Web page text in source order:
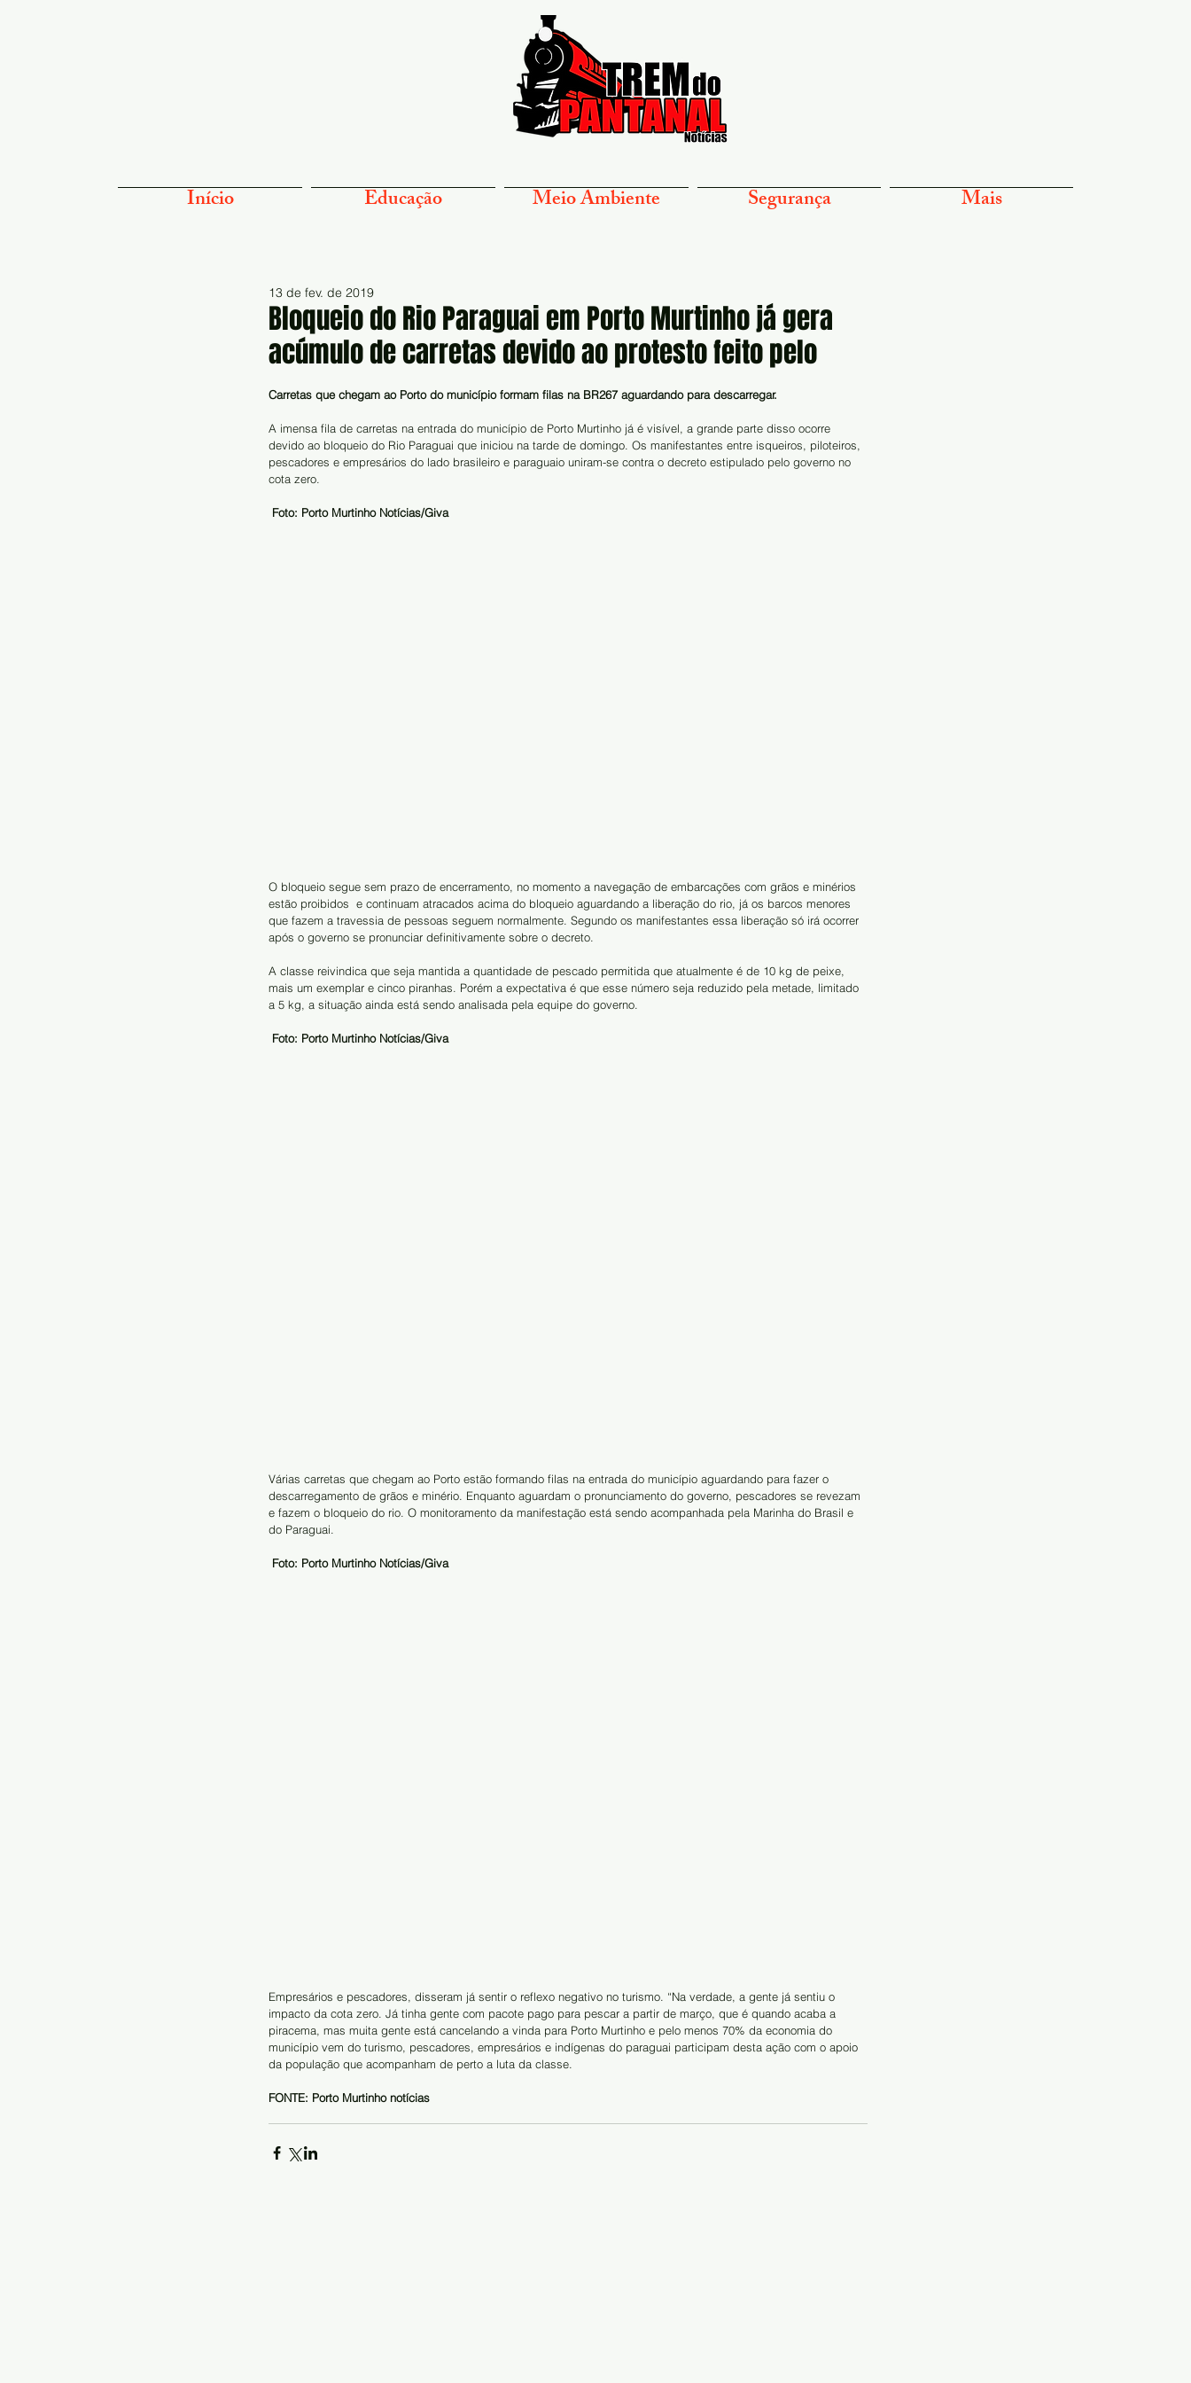
Início Educação Meio Ambiente Segurança Mais
Bloqueio do Rio Paraguai em Porto Murtinho já gera
acúmulo de carretas devido ao protesto feito pelo
13 de fev. de 2019
Carretas que chegam ao Porto do município formam filas na BR267 aguardando para descarregar.
A imensa fila de carretas na entrada do município de Porto Murtinho já é visível, a grande parte disso ocorre
devido ao bloqueio do Rio Paraguai que iniciou na tarde de domingo. Os manifestantes entre isqueiros, piloteiros,
pescadores e empresários do lado brasileiro e paraguaio uniram-se contra o decreto estipulado pelo governo no
cota zero.
Foto: Porto Murtinho Notícias/Giva
O bloqueio segue sem prazo de encerramento, no momento a navegação de embarcações com grãos e minérios
estão proibidos  e continuam atracados acima do bloqueio aguardando a liberação do rio, já os barcos menores
que fazem a travessia de pessoas seguem normalmente. Segundo os manifestantes essa liberação só irá ocorrer
após o governo se pronunciar definitivamente sobre o decreto.
A classe reivindica que seja mantida a quantidade de pescado permitida que atualmente é de 10 kg de peixe,
mais um exemplar e cinco piranhas. Porém a expectativa é que esse número seja reduzido pela metade, limitado
a 5 kg, a situação ainda está sendo analisada pela equipe do governo.
Foto: Porto Murtinho Notícias/Giva
Várias carretas que chegam ao Porto estão formando filas na entrada do município aguardando para fazer o
descarregamento de grãos e minério. Enquanto aguardam o pronunciamento do governo, pescadores se revezam
e fazem o bloqueio do rio. O monitoramento da manifestação está sendo acompanhada pela Marinha do Brasil e
do Paraguai.
Foto: Porto Murtinho Notícias/Giva
Empresários e pescadores, disseram já sentir o reflexo negativo no turismo. “Na verdade, a gente já sentiu o
impacto da cota zero. Já tinha gente com pacote pago para pescar a partir de março, que é quando acaba a
piracema, mas muita gente está cancelando a vinda para Porto Murtinho e pelo menos 70% da economia do
município vem do turismo, pescadores, empresários e indígenas do paraguai participam desta ação com o apoio
da população que acompanham de perto a luta da classe.
FONTE: Porto Murtinho notícias